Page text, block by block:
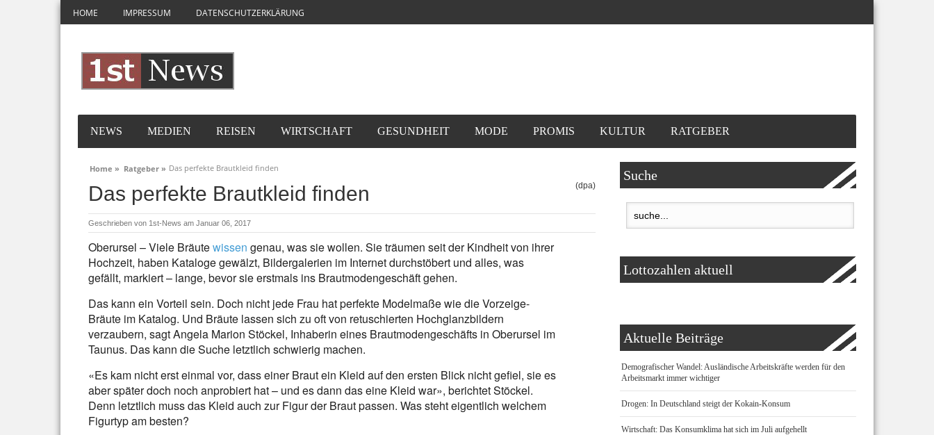
HOME IMPRESSUM DATENSCHUTZERKLÄRUNG
NEWS MEDIEN REISEN WIRTSCHAFT GESUNDHEIT MODE PROMIS KULTUR RATGEBER
Home » Ratgeber » Das perfekte Brautkleid finden
Das perfekte Brautkleid finden (dpa)
Geschrieben von 1st-News am Januar 06, 2017
Oberursel – Viele Bräutewissen genau, was sie wollen. Sie träumen seit der Kindheit von ihrer
Hochzeit, haben Kataloge gewälzt, Bildergalerien im Internet durchstöbert und alles, was
gefällt, markiert – lange, bevor sie erstmals ins Brautmodengeschäft gehen.
Das kann ein Vorteil sein. Doch nicht jede Frau hat perfekte Modelmaße wie die Vorzeige-
Bräute im Katalog. Und Bräute lassen sich zu oft von retuschierten Hochglanzbildern
verzaubern, sagt Angela Marion Stöckel, Inhaberin eines Brautmodengeschäfts in Oberursel im
Taunus. Das kann die Suche letztlich schwierig machen.
«Es kam nicht erst einmal vor, dass einer Braut ein Kleid auf den ersten Blick nicht gefiel, sie es
aber später doch noch anprobiert hat – und es dann das eine Kleid war», berichtet Stöckel.
Denn letztlich muss das Kleid auch zur Figur der Braut passen. Was steht eigentlich welchem
Figurtyp am besten?
Suche
Lottozahlen aktuell
Aktuelle Beiträge
Demografischer Wandel: Ausländische Arbeitskräfte werden für den
Arbeitsmarkt immer wichtiger
Drogen: In Deutschland steigt der Kokain-Konsum
Wirtschaft: Das Konsumklima hat sich im Juli aufgehellt